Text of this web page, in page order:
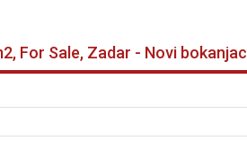
For Sale, Zadar - Novi bokanjac